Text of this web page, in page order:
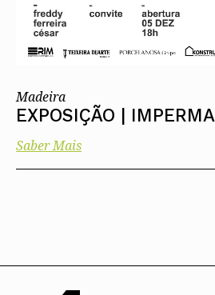
Madeira
EXPOSIÇÃO |
Saber Mais